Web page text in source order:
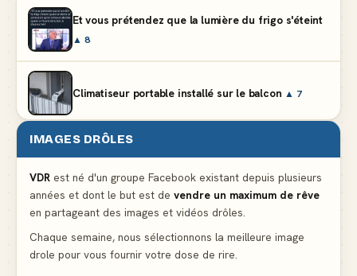
Et vous prétendez que la lumière du frigo s'éteint
▲ 8
Climatiseur portable installé sur le balcon ▲ 7
Le problème cardiaque du médecin ▲ 6
La voisine en bikini pour que le mari tonde la
pelouse
IMAGES DRÔLES
VDR est né d'un groupe Facebook existant depuis plusieurs
années et dont le but est de vendre un maximum de rêve
en partageant des images et vidéos drôles.
Chaque semaine, nous sélectionnons la meilleure image
drole pour vous fournir votre dose de rire.